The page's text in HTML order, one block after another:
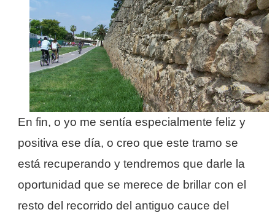
En fin, o yo me sentía especialmente feliz y
positiva ese día, o creo que este tramo se
está recuperando y tendremos que darle la
oportunidad que se merece de brillar con el
resto del recorrido del antiguo cauce del